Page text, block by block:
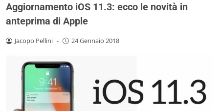
Aggiornamento iOS 11.3: ecco le novità in
anteprima di Apple
Jacopo Pellini - 24 Gennaio 2018